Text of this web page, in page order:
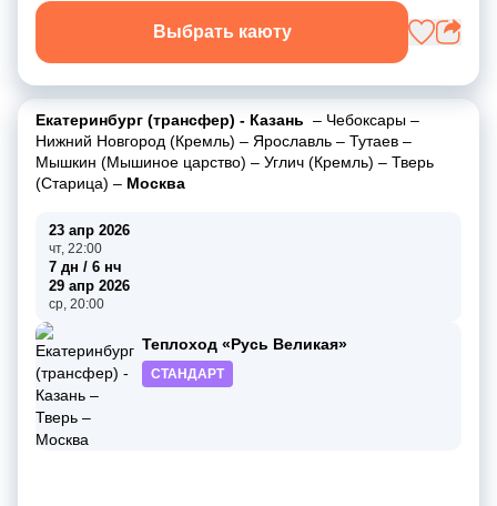
Выбрать каюту
Екатеринбург (трансфер) - Казань – Чебоксары –
Нижний Новгород (Кремль) – Ярославль – Тутаев –
Мышкин (Мышиное царство) – Углич (Кремль) – Тверь
(Старица) – Москва
23 апр 2026
чт, 22:00
7 дн / 6 нч
29 апр 2026
ср, 20:00
Теплоход «Русь Великая»
СТАНДАРТ